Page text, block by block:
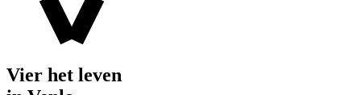
Vier het leven